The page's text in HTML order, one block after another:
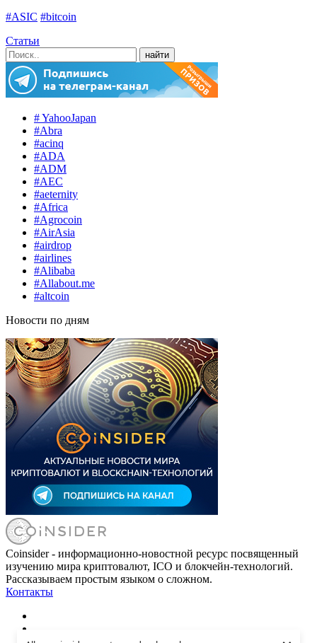
#ASIC #bitcoin
Статьи
# YahooJapan
#Abra
#acinq
#ADA
#ADM
#AEC
#aeternity
#Africa
#Agrocoin
#AirAsia
#airdrop
#airlines
#Alibaba
#Allabout.me
#altcoin
Новости по дням
Coinsider - информационно-новостной ресурс посвященный
изучению мира криптовалют, ICO и блокчейн-технологий.
Рассказываем простым языком о сложном.
Контакты